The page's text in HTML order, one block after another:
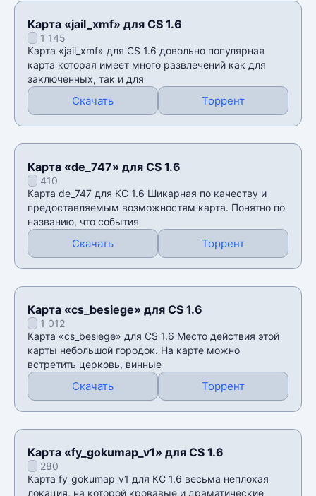
Карта «jail_xmf» для CS 1.6
1 145
Карта «jail_xmf» для CS 1.6 довольно популярная
карта которая имеет много развлечений как для
заключенных, так и для
Скачать Торрент
Карта «de_747» для CS 1.6
410
Карта de_747 для КС 1.6 Шикарная по качеству и
предоставляемым возможностям карта. Понятно по
названию, что события
Скачать Торрент
Карта «cs_besiege» для CS 1.6
1 012
Карта «cs_besiege» для CS 1.6 Место действия этой
карты небольшой городок. На карте можно
встретить церковь, винные
Скачать Торрент
Карта «fy_gokumap_v1» для CS 1.6
280
Карта fy_gokumap_v1 для КС 1.6 весьма неплохая
локация, на которой кровавые и драматические